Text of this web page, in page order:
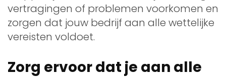
vertragingen of problemen voorkomen en
zorgen dat jouw bedrijf aan alle wettelijke
vereisten voldoet.
Zorg ervoor dat je aan alle